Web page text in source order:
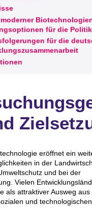
für die Politik
für die
eröffnet ein
in der
und bei der
Vielen
als attraktiver Ausweg aus
und